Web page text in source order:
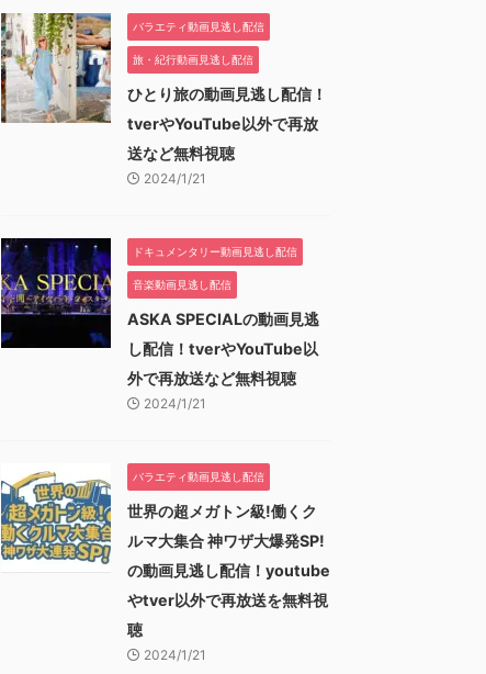
バラエティ動画見逃し配信
旅・紀行動画見逃し配信
ひとり旅の動画見逃し配信！
tverやYouTube以外で再放
送など無料視聴
2024/1/21
ドキュメンタリー動画見逃し配信
音楽動画見逃し配信
ASKA SPECIALの動画見逃
し配信！tverやYouTube以
外で再放送など無料視聴
2024/1/21
バラエティ動画見逃し配信
世界の超メガトン級!働くク
ルマ大集合 神ワザ大爆発SP!
の動画見逃し配信！youtube
やtver以外で再放送を無料視
聴
2024/1/21